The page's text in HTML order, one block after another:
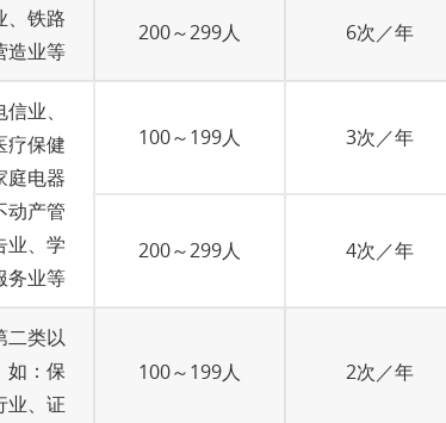
、铁路
造业等
200～299人 6次／年
业、
疗保健
庭电器
动产管
业、学
务业等
100～199人 3次／年
200～299人 4次／年
二类以
如：保
业、证
100～199人 2次／年